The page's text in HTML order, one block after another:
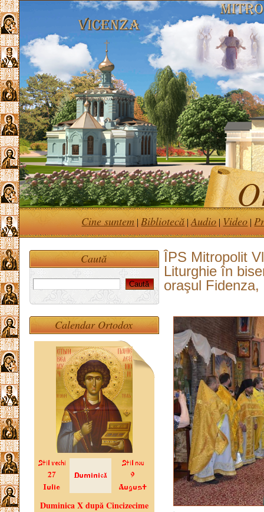
Cine suntem | Bibliotecă |Audio | Video |
ÎPS Mitropolit
Liturghie în
oraşul Fidenza,
Caută
Calendar Ortodox